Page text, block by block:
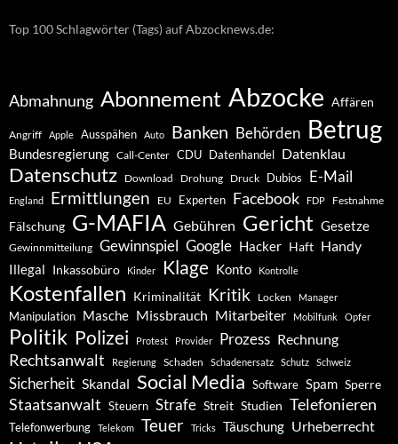
Top 100 Schlagwörter (Tags) auf Abzocknews.de:
Abmahnung Abonnement Abzocke Affären
Angriff Apple Ausspähen Auto Banken Behörden Betrug
Bundesregierung Call-Center CDU Datenhandel Datenklau
Datenschutz Download Drohung Druck Dubios E-Mail
England Ermittlungen EU Experten Facebook FDP Festnahme
Fälschung G-MAFIA Gebühren Gericht Gesetze
Gewinnmitteilung Gewinnspiel Google Hacker Haft Handy
Illegal Inkassobüro Kinder Klage Konto Kontrolle
Kostenfallen Kriminalität Kritik Locken Manager
Manipulation Masche Missbrauch Mitarbeiter Mobilfunk Opfer
Politik Polizei Protest Provider Prozess Rechnung
Rechtsanwalt Regierung Schaden Schadenersatz Schutz Schweiz
Sicherheit Skandal Social Media Software Spam Sperre
Staatsanwalt Steuern Strafe Streit Studien Telefonieren
Telefonwerbung Telekom Teuer Tricks Täuschung Urheberrecht